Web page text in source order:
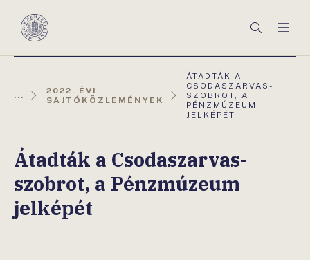
Magyar
Keresés
...
2022. ÉVI
SAJTÓKÖZLEMÉNYEK
AKTUÁLIS
OLDAL:
ÁTADTÁK A
CSODASZARVAS-
SZOBROT, A
PÉNZMÚZEUM
JELKÉPÉT
Átadták a Csodaszarvas-
szobrot, a Pénzmúzeum
jelképét